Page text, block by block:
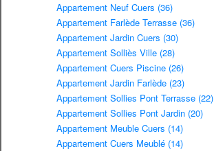
Appartement Neuf Cuers (36)
Appartement Farlède Terrasse (36)
Appartement Jardin Cuers (30)
Appartement Solliès Ville (28)
Appartement Cuers Piscine (26)
Appartement Jardin Farlède (23)
Appartement Sollies Pont Terrasse (22)
Appartement Sollies Pont Jardin (20)
Appartement Meuble Cuers (14)
Appartement Cuers Meublé (14)